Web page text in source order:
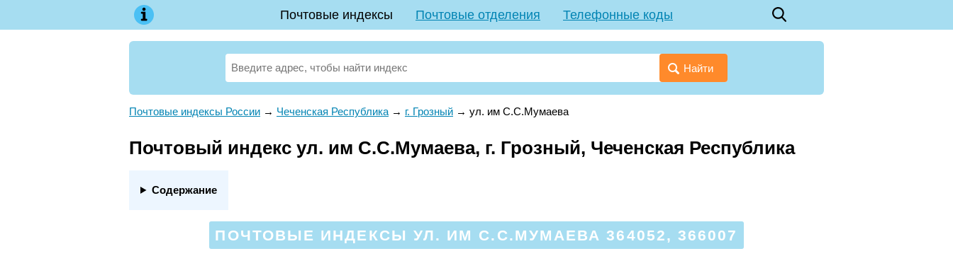
Почтовые индексы Почтовые отделения Телефонные коды
Найти
Почтовые индексы России → Чеченская Республика → г. Грозный → ул. им С.С.Мумаева
Почтовый индекс ул. им С.С.Мумаева, г. Грозный, Чеченская Республика
Содержание
ПОЧТОВЫЕ ИНДЕКСЫ УЛ. ИМ С.С.МУМАЕВА 364052, 366007